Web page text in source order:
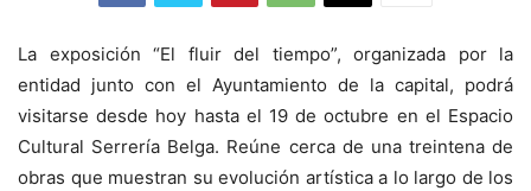
La exposición “El fluir del tiempo”, organizada por la
entidad junto con el Ayuntamiento de la capital, podrá
visitarse desde hoy hasta el 19 de octubre en el Espacio
Cultural Serrería Belga. Reúne cerca de una treintena de
obras que muestran su evolución artística a lo largo de los